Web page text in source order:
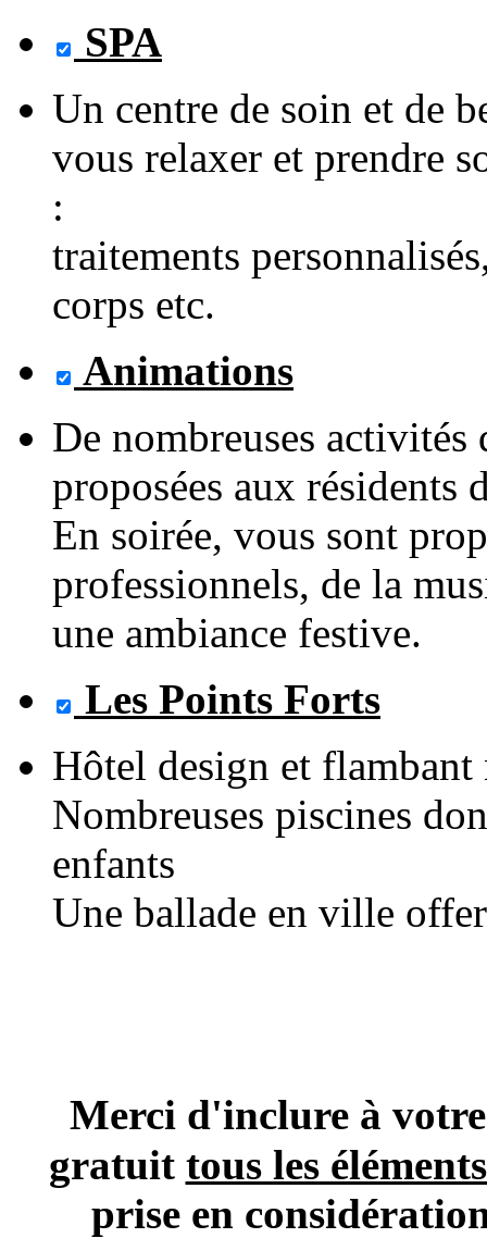
SPA
Un centre de soin et de
vous relaxer et prendre
:
traitements
corps etc.
Animations
De nombreuses
proposées aux
En soirée, vous sont
professionnels, de la
une ambiance festive.
Les Points Forts
Hôtel design et flambant
Nombreuses piscines
enfants
Une ballade en ville
Merci d'inclure à
gratuit tous les
prise en